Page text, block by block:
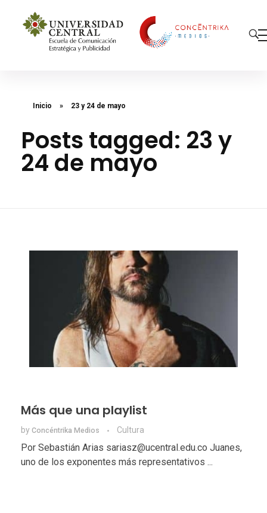
Inicio » 23 y 24 de mayo
Posts tagged: 23 y
24 de mayo
Más que una playlist
by Concéntrika Medios Cultura
Por Sebastián Arias sariasz@ucentral.edu.co Juanes,
uno de los exponentes más representativos ...